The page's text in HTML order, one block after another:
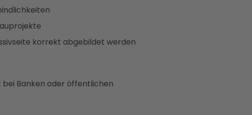
korrekt abgebildet werden
Banken oder öffentlichen